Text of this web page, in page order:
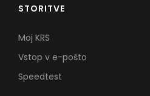
STORITVE
Moj KRS
Vstop v e-pošto
Speedtest